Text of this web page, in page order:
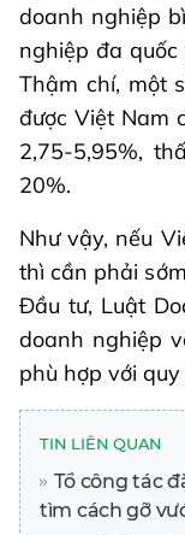
doanh nghiệp
nghiệp đa
Thậm chí, một
được Việt Nam
2,75-5,95%,
20%.
Như vậy, nếu
thì cần phải
Đầu tư, Luật
doanh nghiệp
phù hợp với
TIN LIÊN QUAN
Tổ công tác
tìm cách gỡ